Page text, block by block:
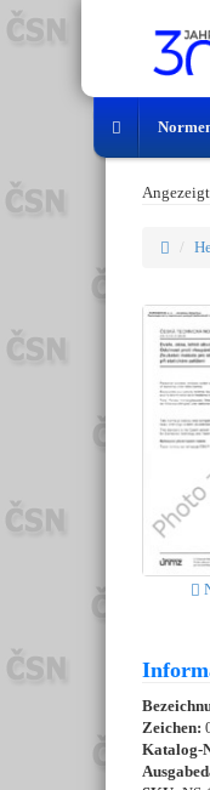
Zeichen:
Katalog-